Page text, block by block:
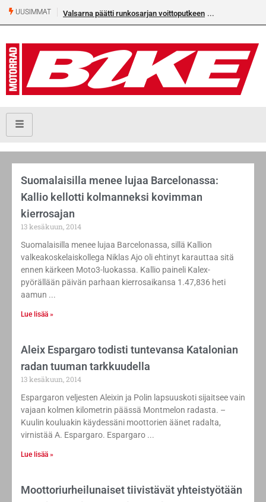
UUSIMMAT Valsarna päätti runkosarjan voittoputkeen
Suomalaisilla menee lujaa Barcelonassa:
Kallio kellotti kolmanneksi kovimman
kierrosajan
13 kesäkuun, 2014
Suomalaisilla menee lujaa Barcelonassa, sillä Kallion
valkeakoskelaiskollega Niklas Ajo oli ehtinyt karauttaa sitä
ennen kärkeen Moto3-luokassa. Kallio paineli Kalex-
pyörällään päivän parhaan kierrosaikansa 1.47,836 heti
aamun
Lue lisää »
Aleix Espargaro todisti tuntevansa Katalonian
radan tuuman tarkkuudella
13 kesäkuun, 2014
Espargaron veljesten Aleixin ja Polin lapsuuskoti sijaitsee vain
vajaan kolmen kilometrin päässä Montmelon radasta. –
Kuulin kouluakin käydessäni moottorien äänet radalta,
virnistää A. Espargaro. Espargaro
Lue lisää »
Moottoriurheilunaiset tiivistävät yhteistyötään